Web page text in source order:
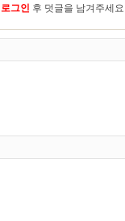
로그인 후 덧글을 남겨주세요